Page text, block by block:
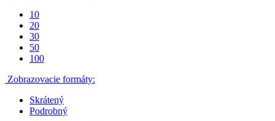
10
20
30
50
100
Zobrazovacie formáty:
Skrátený
Podrobný